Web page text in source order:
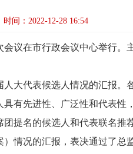
时间：2022-12-28 16:54
议在市行政会议中心举行
大代表候选人情况的汇报
有先进性、广泛性和代表性
提名的候选人和代表联名推
情况的汇报，表决通过了总